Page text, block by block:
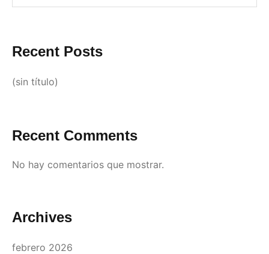
Recent Posts
(sin título)
Recent Comments
No hay comentarios que mostrar.
Archives
febrero 2026